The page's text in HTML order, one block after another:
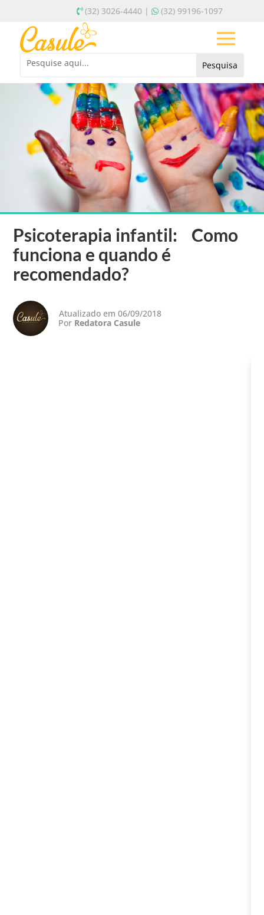
(32) 3026-4440 | (32) 99196-1097
Psicoterapia infantil: Como
funciona e quando é
recomendado?
Atualizado em 06/09/2018
Por Redatora Casule